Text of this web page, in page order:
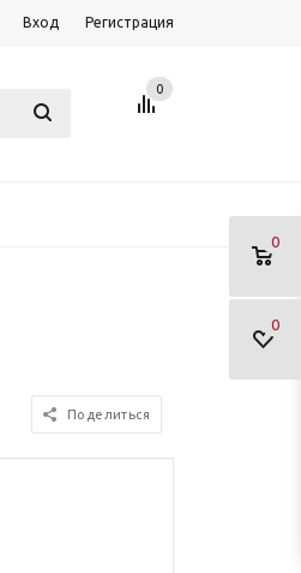
Вход Регистрация
0
0
0
Поделиться